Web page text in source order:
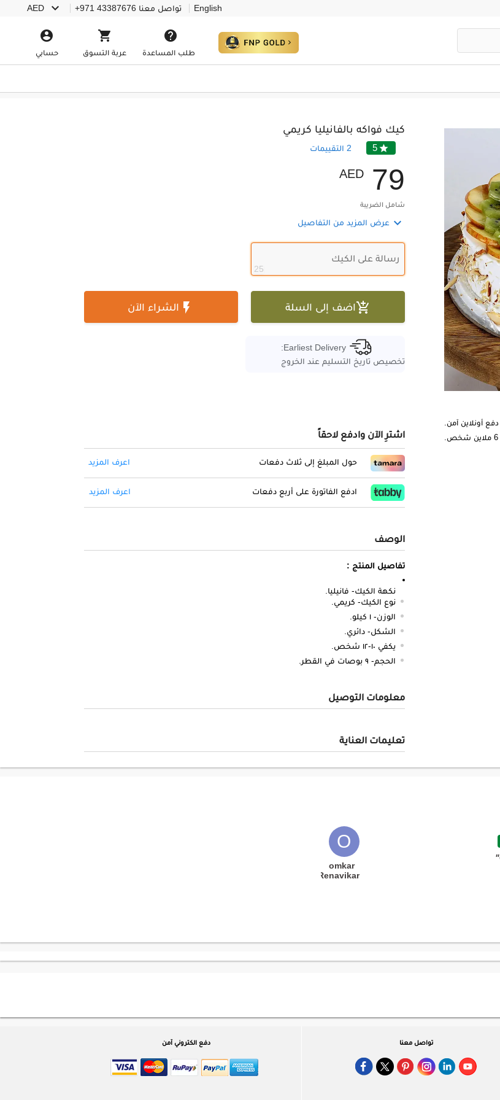
English تواصل معنا +971 43387676
AED 

طلب المساعدة

عربة التسوق

حسابي
كيك فواكه بالفانيليا كريمي
5
2 التقييمات
AED 79
شامل الضريبة
 عرض المزيد من التفاصيل
25
اضف إلى السلة  الشراء الآن
Earliest Delivery:
تخصيص تاريخ التسليم عند الخروج
اشترِ الآن وادفع لاحقاً
حول المبلغ إلى ثلاث دفعات اعرف المزيد
ادفع الفاتورة على أربع دفعات اعرف المزيد
الوصف
تفاصيل المنتج :
نكهة الكيك- فانيليا.
نوع الكيك- كريمي.
الوزن- ١ كيلو.
الشكل- دائري.
يكفي ١٠-١٢ شخص.
الحجم- ٩ بوصات في القطر.
معلومات التوصيل
تعليمات العناية
O
omkar
Renavikar
تواصل معنا دفع الكتروني آمن